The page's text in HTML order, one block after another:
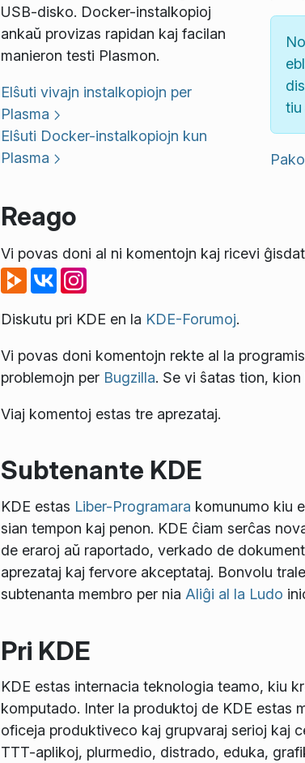
USB-disko. Docker-instalkopioj
ankaŭ provizas rapidan kaj facilan
manieron testi Plasmon.
Elŝuti vivajn instalkopiojn per
Plasma
Elŝuti Docker-instalkopiojn kun
Plasma
tiu
Reago
Vi povas doni al ni komentojn kaj ricevi
Diskutu pri KDE en la KDE-Forumoj.
Vi povas doni komentojn rekte al la
problemojn per Bugzilla. Se vi ŝatas tion,
Viaj komentoj estas tre aprezataj.
Subtenante KDE
KDE estas Liber-Programara komunumo kiu
sian tempon kaj penon. KDE ĉiam serĉas
de eraroj aŭ raportado, verkado de
aprezataj kaj fervore akceptataj. Bonvolu
subtenanta membro per nia Aliĝi al la Ludo
Pri KDE
KDE estas internacia teknologia teamo, kiu
komputado. Inter la produktoj de KDE estas
oficeja produktiveco kaj grupvaraj serioj kaj
TTT-aplikoj, plurmedio, distrado, eduka,